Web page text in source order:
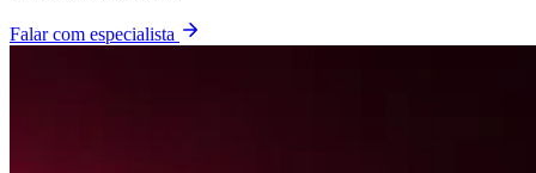
Falar com especialista